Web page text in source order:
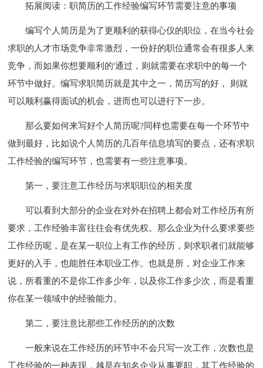
拓展阅读：职简历的工作经验编写环节需要注意的事项
编写个人简历是为了更顺利的获得心仪的职位，在当今社会
求职的人才市场竞争非常激烈，一份好的职位通常会有很多人来
竞争，而如果你想要顺利的'通过，则就需要在求职中的每一个
环节中做好。编写求职简历就是其中之一，简历写的好， 则就
可以顺利赢得面试的机会，进而也可以进行下一步。
那么要如何来写好个人简历呢?同样也需要在每一个环节中
做到最好，比如说个人简历的几百年信息填写的要点，还有求职
工作经验的编写环节，也需要有一些注意事项。
第一，要注意工作经历与求职职位的相关度
可以看到大部分的企业在对外在招聘上都会对工作经历有所
要求，工作经验丰富往往会有优先权。那么企业为什么要求要些
工作经历呢，是在某一职位上有工作的经历，则求职者们就能够
更好的入手，也能胜任本职业工作。也就是所，对企业工作来
说，所看重的不是你工作多少年，以及你工作多少次，而是看重
你在某一领域中的经验能力。
第二，要注意比那些工作经历的的次数
一般来说在工作经历的环节中不会只写一次工作，次数也是
工作经验的一种表现，越是在知名企业从事要职，其工作经验的